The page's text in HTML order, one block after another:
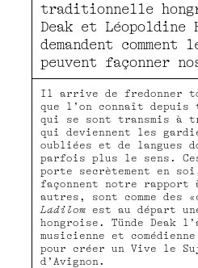
traditionnelle
Deak et Léopoldine
demandent comment
peuvent façonner
Il arrive de fredonner
que l’on connaît
qui se sont transmis à
qui deviennent les
oubliées et de langues
parfois plus le sens.
porte secrètement en
façonnent notre rapport
autres, sont comme des
Ladilom est au départ
hongroise. Tünde Deak
musicienne et comédienne
pour créer un Vive le
d’Avignon.